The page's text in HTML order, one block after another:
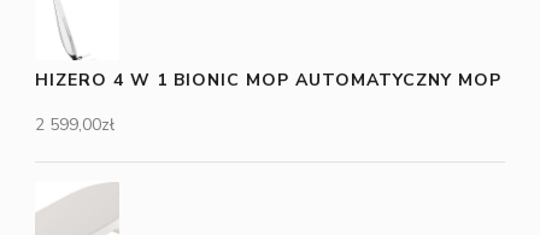
HIZERO 4 W 1 BIONIC MOP AUTOMATYCZNY MOP
2 599,00zł